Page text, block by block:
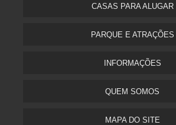
CASAS PARA ALUGAR
PARQUE E ATRAÇÕES
INFORMAÇÕES
QUEM SOMOS
MAPA DO SITE